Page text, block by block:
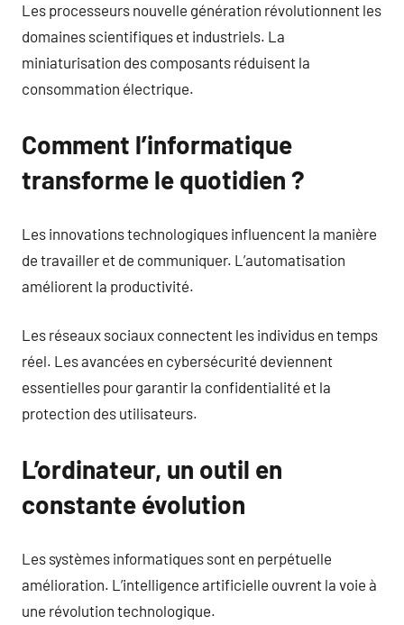
Les processeurs nouvelle génération révolutionnent les
domaines scientifiques et industriels. La
miniaturisation des composants réduisent la
consommation électrique.
Comment l’informatique
transforme le quotidien ?
Les innovations technologiques influencent la manière
de travailler et de communiquer. L’automatisation
améliorent la productivité.
Les réseaux sociaux connectent les individus en temps
réel. Les avancées en cybersécurité deviennent
essentielles pour garantir la confidentialité et la
protection des utilisateurs.
L’ordinateur, un outil en
constante évolution
Les systèmes informatiques sont en perpétuelle
amélioration. L’intelligence artificielle ouvrent la voie à
une révolution technologique.